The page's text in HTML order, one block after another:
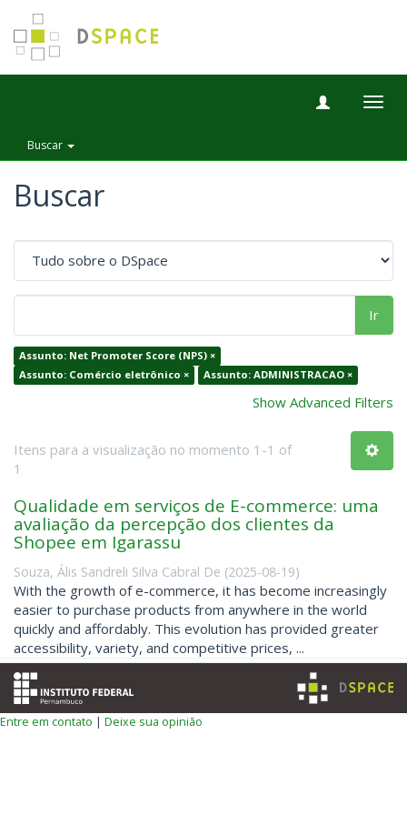
Buscar
Buscar
Ir
Assunto: Net Promoter Score (NPS) ×
Assunto: Comércio eletrônico ×
Assunto: ADMINISTRACAO ×
Show Advanced Filters
Itens para a visualização no momento 1-1 of
1
Qualidade em serviços de E-commerce: uma
avaliação da percepção dos clientes da
Shopee em Igarassu
Souza, Ális Sandreli Silva Cabral De (2025-08-19)
With the growth of e-commerce, it has become increasingly
easier to purchase products from anywhere in the world
quickly and affordably. This evolution has provided greater
accessibility, variety, and competitive prices, ...
Entre em contato | Deixe sua opinião